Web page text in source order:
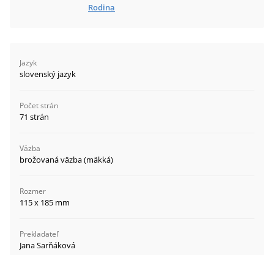
Rodina
Jazyk
slovenský jazyk
Počet strán
71 strán
Väzba
brožovaná väzba (mäkká)
Rozmer
115 x 185 mm
Prekladateľ
Jana Sarňáková